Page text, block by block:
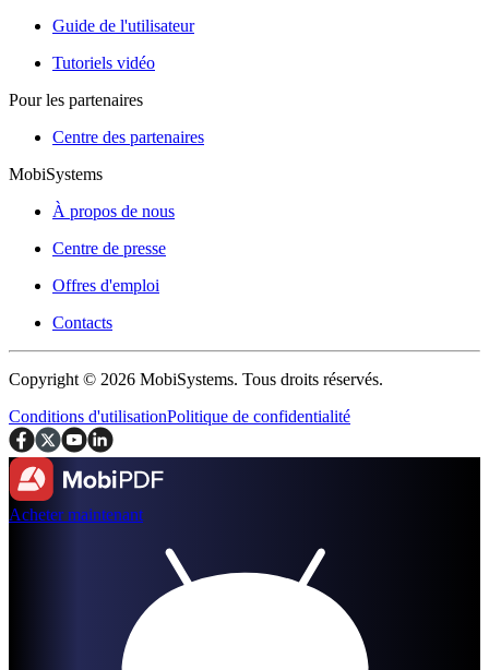
Guide de l'utilisateur
Tutoriels vidéo
Pour les partenaires
Centre des partenaires
MobiSystems
À propos de nous
Centre de presse
Offres d'emploi
Contacts
Copyright © 2026 MobiSystems. Tous droits réservés.
Conditions d'utilisationPolitique de confidentialité
Acheter maintenant